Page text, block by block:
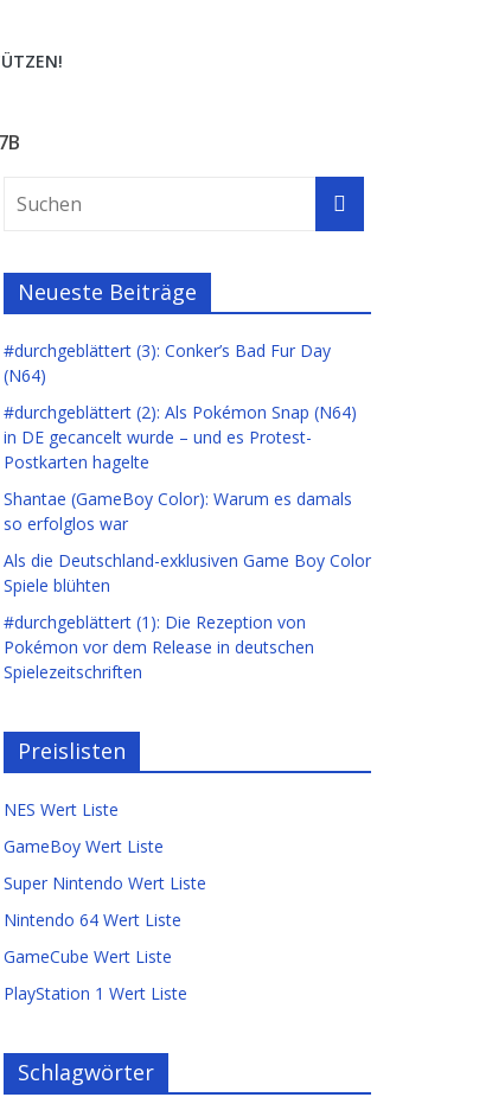
Neueste Beiträge
#durchgeblättert (3): Conker’s Bad Fur Day
(N64)
#durchgeblättert (2): Als Pokémon Snap (N64)
in DE gecancelt wurde – und es Protest-
Postkarten hagelte
Shantae (GameBoy Color): Warum es damals
so erfolglos war
Als die Deutschland-exklusiven Game Boy Color
Spiele blühten
#durchgeblättert (1): Die Rezeption von
Pokémon vor dem Release in deutschen
Spielezeitschriften
Preislisten
NES Wert Liste
GameBoy Wert Liste
Super Nintendo Wert Liste
Nintendo 64 Wert Liste
GameCube Wert Liste
PlayStation 1 Wert Liste
Schlagwörter